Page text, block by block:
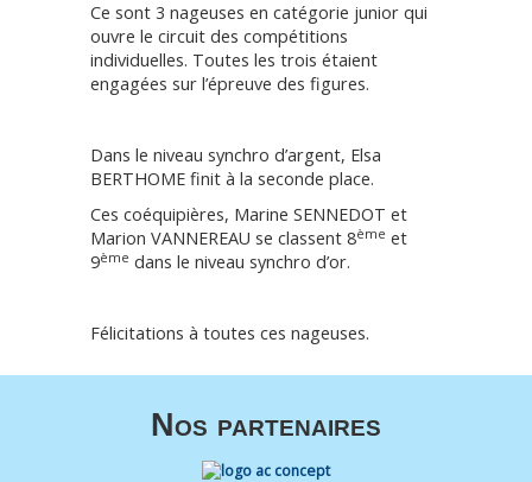
Ce sont 3 nageuses en catégorie junior qui
ouvre le circuit des compétitions
individuelles. Toutes les trois étaient
engagées sur l’épreuve des figures.
Dans le niveau synchro d’argent, Elsa
BERTHOME finit à la seconde place.
Ces coéquipières, Marine SENNEDOT et
Marion VANNEREAU se classent 8ème et
9ème dans le niveau synchro d’or.
Félicitations à toutes ces nageuses.
Nos partenaires